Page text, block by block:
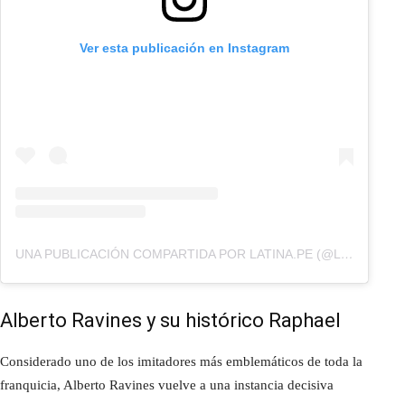
Ver esta publicación en Instagram
UNA PUBLICACIÓN COMPARTIDA POR LATINA.PE (@LATINA.PE)
Alberto Ravines y su histórico Raphael
Considerado uno de los imitadores más emblemáticos de toda la
franquicia, Alberto Ravines vuelve a una instancia decisiva